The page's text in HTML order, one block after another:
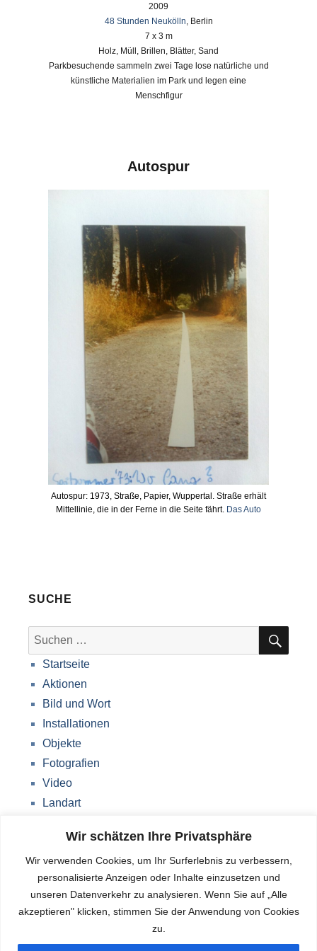
Wir schätzen Ihre Privatsphäre
Wir verwenden Cookies, um Ihr Surferlebnis zu verbessern,
personalisierte Anzeigen oder Inhalte einzusetzen und
unseren Datenverkehr zu analysieren. Wenn Sie auf „Alle
akzeptieren" klicken, stimmen Sie der Anwendung von Cookies
zu.
2009
48 Stunden Neukölln, Berlin
7 x 3 m
Holz, Müll, Brillen, Blätter, Sand
Parkbesuchende sammeln zwei Tage lose natürliche und
künstliche Materialien im Park und legen eine
Menschfigur
Autospur
Autospur: 1973, Straße, Papier, Wuppertal. Straße erhält
Mittellinie, die in der Ferne in die Seite fährt. Das Auto
SUCHE
Suche
nach:
Startseite
Aktionen
Bild und Wort
Installationen
Objekte
Fotografien
Video
Landart
Über mich
Impressum
Datenschutzerklärung
Blog
Deutsch